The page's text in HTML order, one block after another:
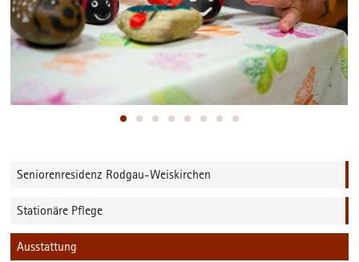
Seniorenresidenz Rodgau-Weiskirchen
Stationäre Pflege
Ausstattung